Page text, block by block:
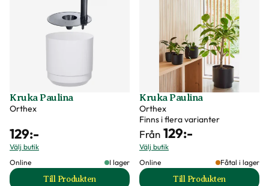
Kruka Paulina
Orthex
129:-
Välj butik
Online
I lager
Till Produkten
Kruka Paulina
Orthex
Finns i flera varianter
Från 129:-
Välj butik
Online
Fåtal i lager
Till Produkten